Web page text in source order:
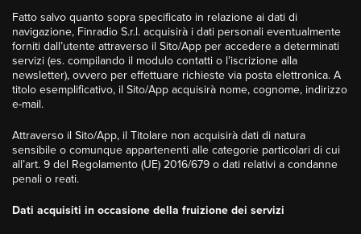
Fatto salvo quanto sopra specificato in relazione ai dati di
navigazione, Finradio S.r.l. acquisirà i dati personali eventualmente
forniti dall’utente attraverso il Sito/App per accedere a determinati
servizi (es. compilando il modulo contatti o l’iscrizione alla
newsletter), ovvero per effettuare richieste via posta elettronica. A
titolo esemplificativo, il Sito/App acquisirà nome, cognome, indirizzo
e-mail.
Attraverso il Sito/App, il Titolare non acquisirà dati di natura
sensibile o comunque appartenenti alle categorie particolari di cui
all’art. 9 del Regolamento (UE) 2016/679 o dati relativi a condanne
penali o reati.
Dati acquisiti in occasione della fruizione dei servizi